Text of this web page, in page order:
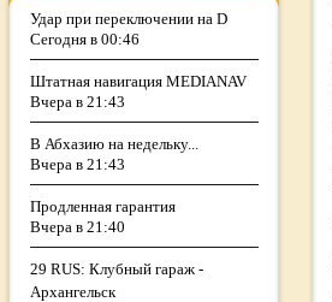
Удар при переключении на D
Сегодня в 00:46
Штатная навигация MEDIANAV
Вчера в 21:43
В Абхазию на недельку...
Вчера в 21:43
Продленная гарантия
Вчера в 21:40
29 RUS: Клубный гараж -
Архангельск